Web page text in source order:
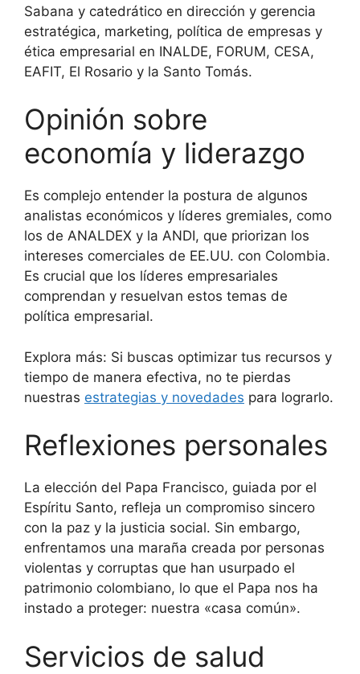
Sabana y catedrático en dirección y gerencia
estratégica, marketing, política de empresas y
ética empresarial en INALDE, FORUM, CESA,
EAFIT, El Rosario y la Santo Tomás.
Opinión sobre
economía y liderazgo
Es complejo entender la postura de algunos
analistas económicos y líderes gremiales, como
los de ANALDEX y la ANDI, que priorizan los
intereses comerciales de EE.UU. con Colombia.
Es crucial que los líderes empresariales
comprendan y resuelvan estos temas de
política empresarial.
Explora más: Si buscas optimizar tus recursos y
tiempo de manera efectiva, no te pierdas
nuestras estrategias y novedades para lograrlo.
Reflexiones personales
La elección del Papa Francisco, guiada por el
Espíritu Santo, refleja un compromiso sincero
con la paz y la justicia social. Sin embargo,
enfrentamos una maraña creada por personas
violentas y corruptas que han usurpado el
patrimonio colombiano, lo que el Papa nos ha
instado a proteger: nuestra «casa común».
Servicios de salud